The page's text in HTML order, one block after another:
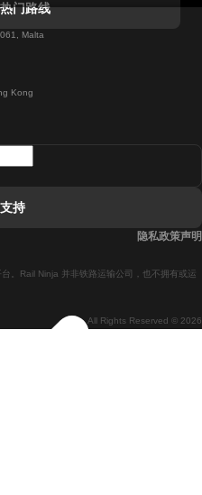
韦的列車
里的列車
罗那的列車
门路线
Malta
Kong
All Rights Reserved © 2026
。Rail Ninja 并非铁路运输公司，也不拥有或运
持
隐私政策声明